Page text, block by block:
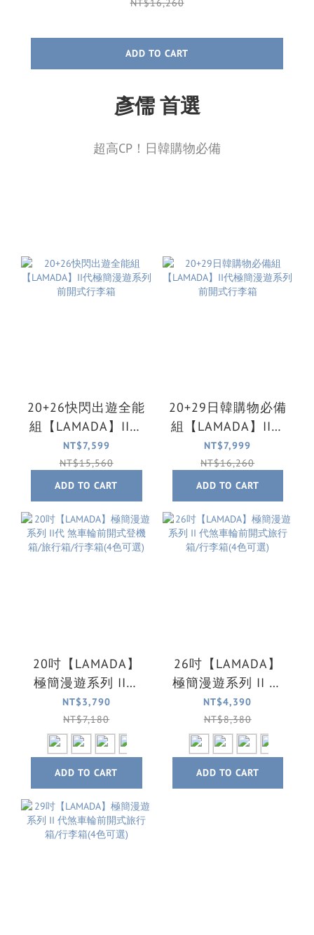
ADD TO CART
彥儒 首選
超高CP！日韓購物必備
20+26快閃出遊全能
組【LAMADA】II代
極簡漫遊系列前開
式行李箱
NT$7,599
NT$15,560
ADD TO CART
20+29日韓購物必備
組【LAMADA】II代
極簡漫遊系列前開
式行李箱
NT$7,999
NT$16,260
ADD TO CART
20吋【LAMADA】
極簡漫遊系列 II代
煞車輪前開式登機
箱/旅行箱/行李箱(4
色可選)
NT$3,790
NT$7,180
ADD TO CART
26吋【LAMADA】
極簡漫遊系列 II 代
煞車輪前開式旅行
箱/行李箱(4色可選)
NT$4,390
NT$8,380
ADD TO CART